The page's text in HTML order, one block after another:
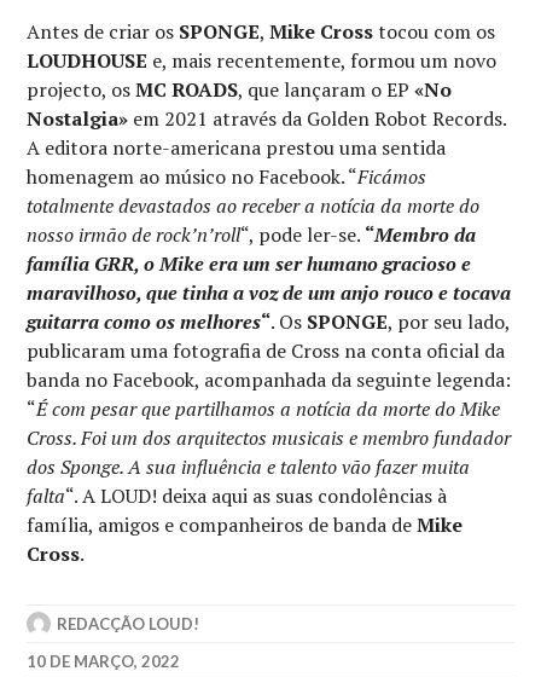
Antes de criar os SPONGE,Mike Crosstocou com os
LOUDHOUSE e, mais recentemente, formou um novo
projecto, osMC ROADS, que lançaram o EP«No
Nostalgia» em 2021 através da Golden Robot Records.
A editora norte-americana prestou uma sentida
homenagem ao músico no Facebook. “Ficámos
totalmente devastados ao receber a notícia da morte do
nosso irmão de rock’n’roll“, pode ler-se. “Membro da
família GRR, o Mike era um ser humano gracioso e
maravilhoso, que tinha a voz de um anjo rouco e tocava
guitarra como os melhores“. Os SPONGE, por seu lado,
publicaram uma fotografia de Cross na conta oficial da
banda no Facebook, acompanhada da seguinte legenda:
“É com pesar que partilhamos a notícia da morte do Mike
Cross. Foi um dos arquitectos musicais e membro fundador
dos Sponge. A sua influência e talento vão fazer muita
falta“. A LOUD! deixa aqui as suas condolências à
família, amigos e companheiros de banda deMike
Cross.
REDACÇÃO LOUD!
10 DE MARÇO, 2022